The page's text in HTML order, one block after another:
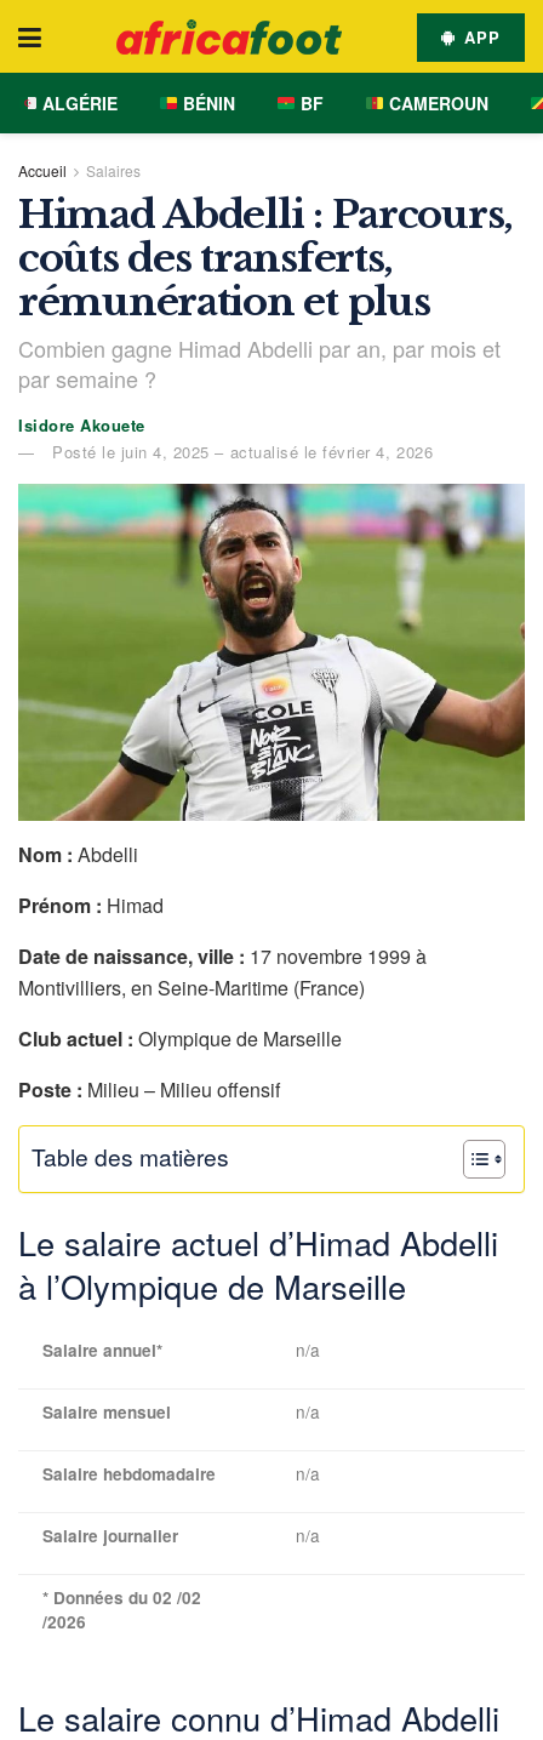
APP
ALGÉRIE BÉNIN BF CAMEROUN
Accueil Salaires
Himad Abdelli : Parcours,
coûts des transferts,
rémunération et plus
Combien gagne Himad Abdelli par an, par mois et
par semaine ?
Isidore Akouete
Posté le juin 4, 2025 – actualisé le février 4, 2026
Nom : Abdelli
Prénom : Himad
Date de naissance, ville : 17 novembre 1999 à
Montivilliers, en Seine-Maritime (France)
Club actuel : Olympique de Marseille
Poste : Milieu – Milieu offensif
Table des matières
Le salaire actuel d’Himad Abdelli
à l’Olympique de Marseille
Salaire annuel* n/a
Salaire mensuel n/a
Salaire hebdomadaire n/a
Salaire journalier n/a
* Données du 02 /02
/2026
Le salaire connu d’Himad Abdelli